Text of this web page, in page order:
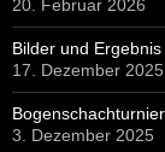
20. Februar 2026
Bilder und
17. Dezember 2025
Bogenschachturnier
3. Dezember 2025